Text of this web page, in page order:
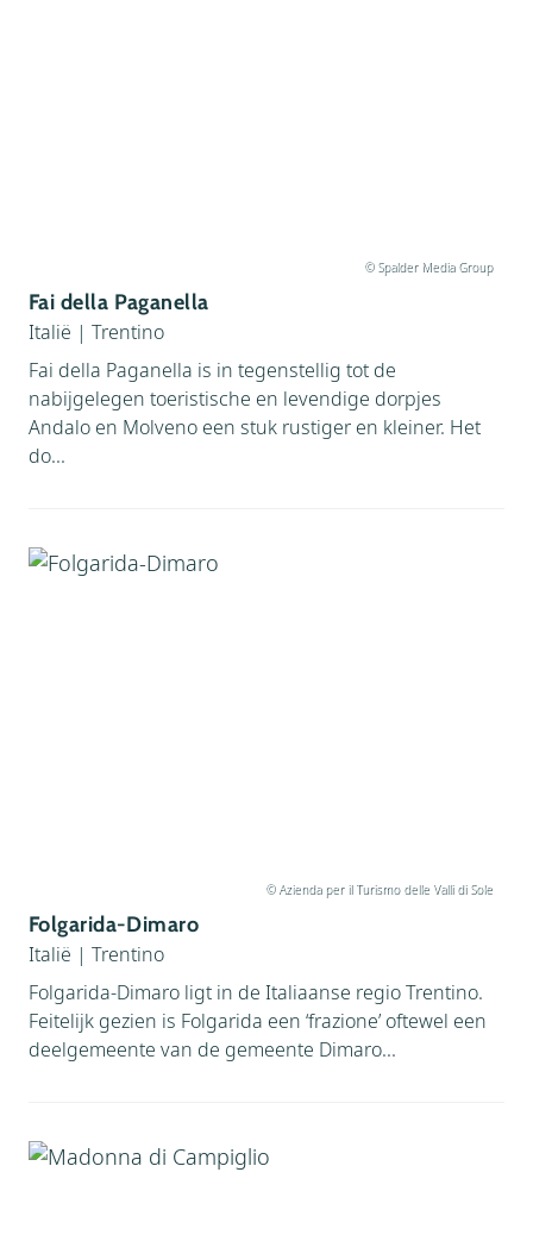
© Spalder Media Group
Fai della Paganella
Italië | Trentino
Fai della Paganella is in tegenstellig tot de
nabijgelegen toeristische en levendige dorpjes
Andalo en Molveno een stuk rustiger en kleiner. Het
do...
© Azienda per il Turismo delle Valli di Sole
Folgarida-Dimaro
Italië | Trentino
Folgarida-Dimaro ligt in de Italiaanse regio Trentino.
Feitelijk gezien is Folgarida een ‘frazione’ oftewel een
deelgemeente van de gemeente Dimaro...